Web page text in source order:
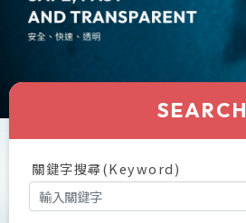
SEARCH
關鍵字搜尋(Keyword)